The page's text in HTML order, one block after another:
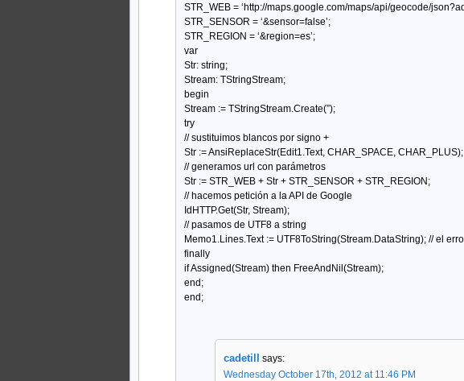
STR_WEB = ‘http://maps.google.com/maps/api/geocode/
STR_SENSOR = ‘&sensor=false’;
STR_REGION = ‘&region=es’;
var
Str: string;
Stream: TStringStream;
begin
Stream := TStringStream.Create(”);
try
// sustituimos blancos por signo +
Str := AnsiReplaceStr(Edit1.Text, CHAR_SPACE, CHAR_PLUS);
// generamos url con parámetros
Str := STR_WEB + Str + STR_SENSOR + STR_REGION;
// hacemos petición a la API de Google
IdHTTP.Get(Str, Stream);
// pasamos de UTF8 a string
Memo1.Lines.Text := UTF8ToString(Stream.DataString); // el
finally
if Assigned(Stream) then FreeAndNil(Stream);
end;
end;
cadetill says:
Wednesday October 17th, 2012 at 11:46 PM